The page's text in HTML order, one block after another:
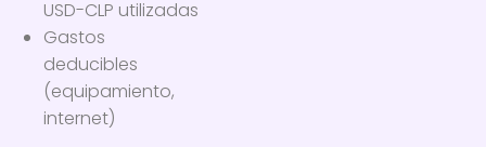
USD-CLP utilizadas
Gastos
deducibles
(equipamiento,
internet)